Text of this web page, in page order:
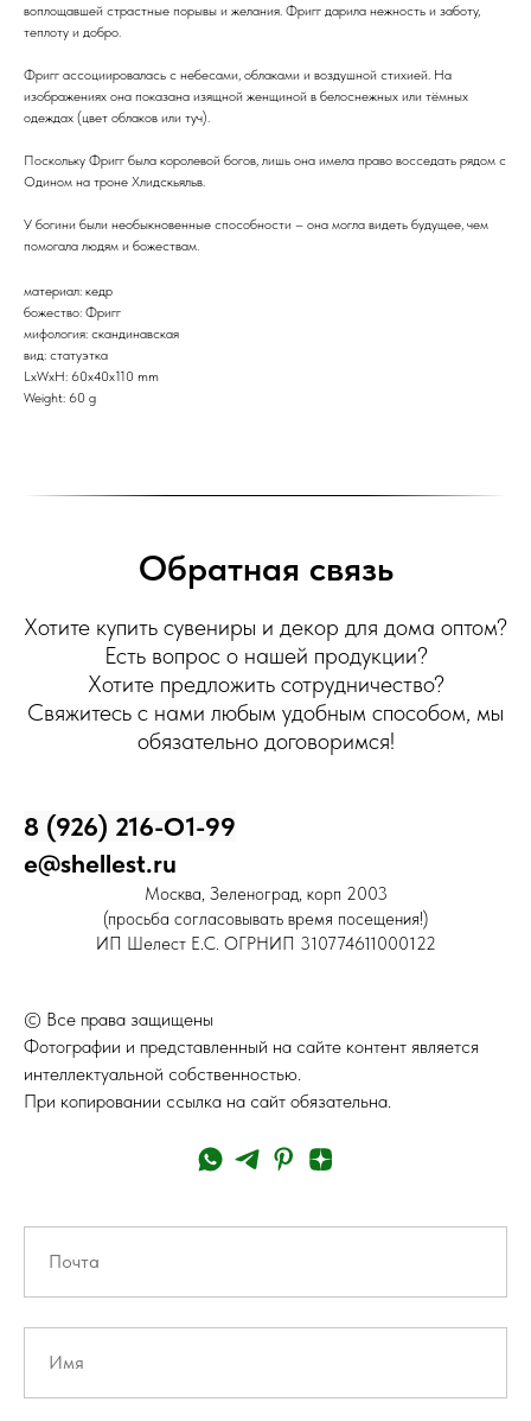
воплощавшей страстные порывы и желания. Фригг дарила нежность и заботу,
теплоту и добро.
Фригг ассоциировалась с небесами, облаками и воздушной стихией. На
изображениях она показана изящной женщиной в белоснежных или тёмных
одеждах (цвет облаков или туч).
Поскольку Фригг была королевой богов, лишь она имела право восседать рядом с
Одином на троне Хлидскьяльв.
У богини были необыкновенные способности – она могла видеть будущее, чем
помогала людям и божествам.
материал: кедр
божество: Фригг
мифология: скандинавская
вид: статуэтка
LxWxH: 60x40x110 mm
Weight: 60 g
Обратная связь
Хотите купить сувениры и декор для дома оптом?
Есть вопрос о нашей продукции?
Хотите предложить сотрудничество?
Свяжитесь с нами любым удобным способом, мы
обязательно договоримся!
8 (926) 216-О1-99
e@shellest.ru
Москва, Зеленоград, корп 2003
(просьба согласовывать время посещения!)
ИП Шелест Е.С. ОГРНИП 310774611000122
© Все права защищены
Фотографии и представленный на сайте контент является
интеллектуальной собственностью.
При копировании ссылка на сайт обязательна.